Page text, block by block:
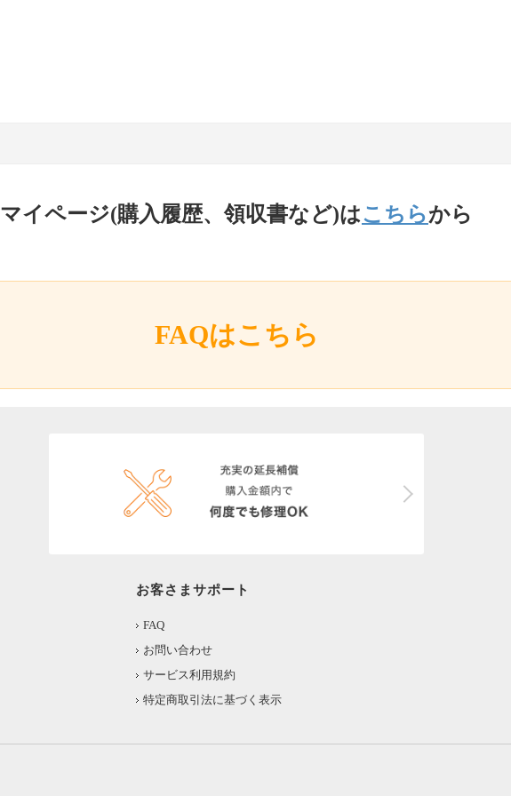
マイページ(購入履歴、領収書など)はこちらから
FAQはこちら
お客さまサポート
FAQ
お問い合わせ
サービス利用規約
特定商取引法に基づく表示